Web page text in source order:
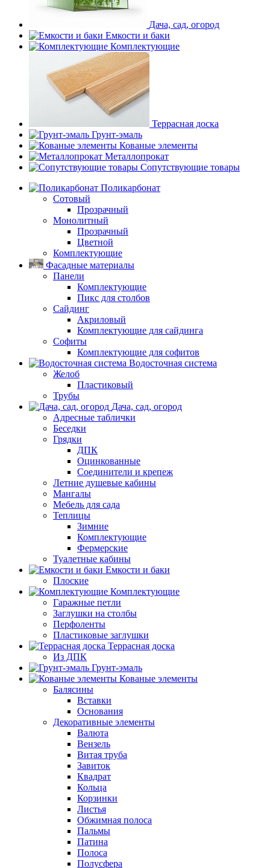
Дача, сад, огород
Емкости и баки
Комплектующие
Террасная доска
Грунт-эмаль
Кованые элементы
Металлопрокат
Сопутствующие товары
Поликарбонат
Сотовый
Прозрачный
Монолитный
Прозрачный
Цветной
Комплектующие
Фасадные материалы
Панели
Комплектующие
Пикс для столбов
Сайдинг
Акриловый
Комплектующие для сайдинга
Софиты
Комплектующие для софитов
Водосточная система
Желоб
Пластиковый
Трубы
Дача, сад, огород
Адресные таблички
Беседки
Грядки
ДПК
Оцинкованные
Соединители и крепеж
Летние душевые кабины
Мангалы
Мебель для сада
Теплицы
Зимние
Комплектующие
Фермерские
Туалетные кабины
Емкости и баки
Плоские
Комплектующие
Гаражные петли
Заглушки на столбы
Перфоленты
Пластиковые заглушки
Террасная доска
Из ДПК
Грунт-эмаль
Кованые элементы
Балясины
Вставки
Основания
Декоративные элементы
Валюта
Вензель
Витая труба
Завиток
Квадрат
Кольца
Корзинки
Листья
Обжимная полоса
Пальмы
Патина
Полоса
Полусфера